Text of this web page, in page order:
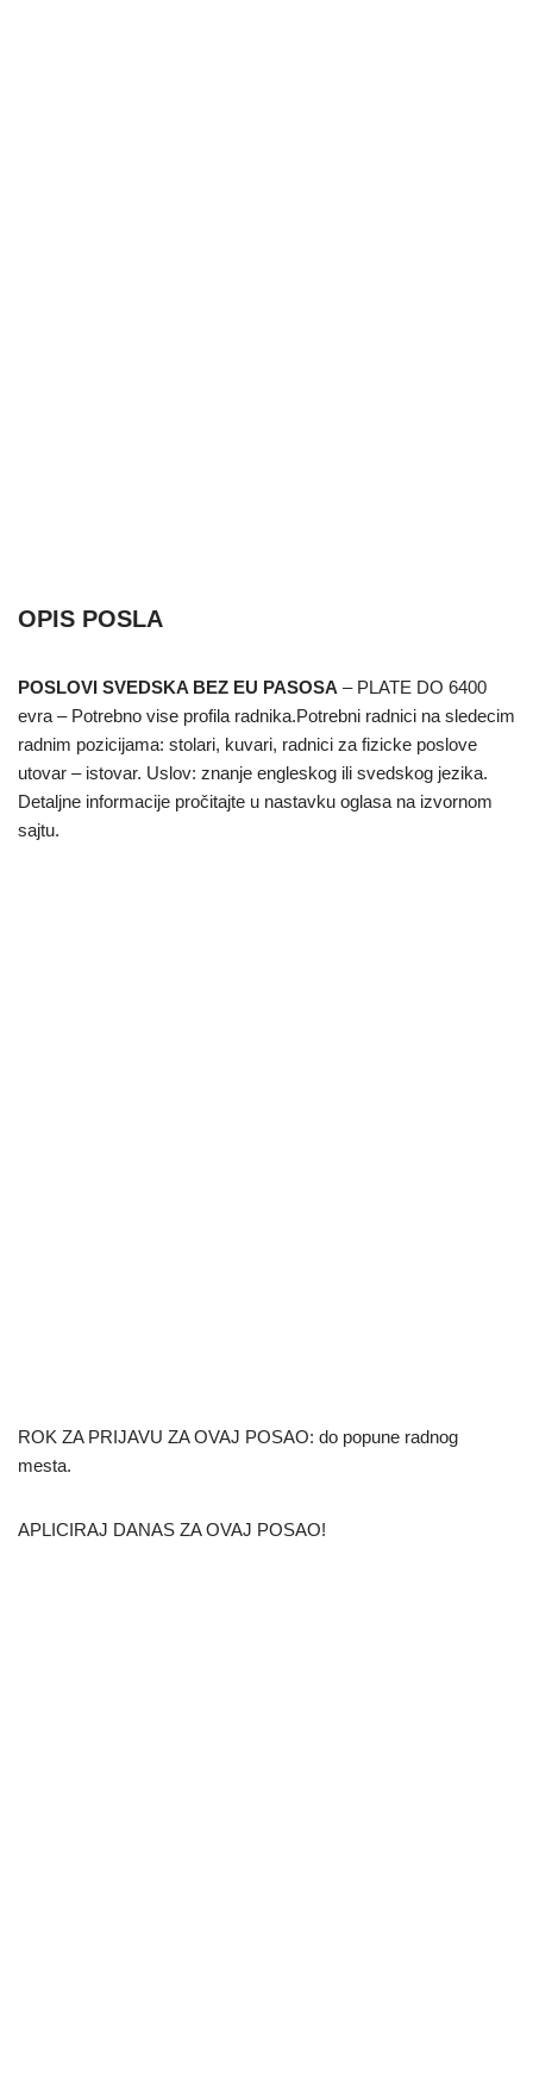
OPIS POSLA
POSLOVI SVEDSKA BEZ EU PASOSA – PLATE DO 6400
evra – Potrebno vise profila radnika.Potrebni radnici na sledecim
radnim pozicijama: stolari, kuvari, radnici za fizicke poslove
utovar – istovar. Uslov: znanje engleskog ili svedskog jezika.
Detaljne informacije pročitajte u nastavku oglasa na izvornom
sajtu.
ROK ZA PRIJAVU ZA OVAJ POSAO: do popune radnog
mesta.
APLICIRAJ DANAS ZA OVAJ POSAO!